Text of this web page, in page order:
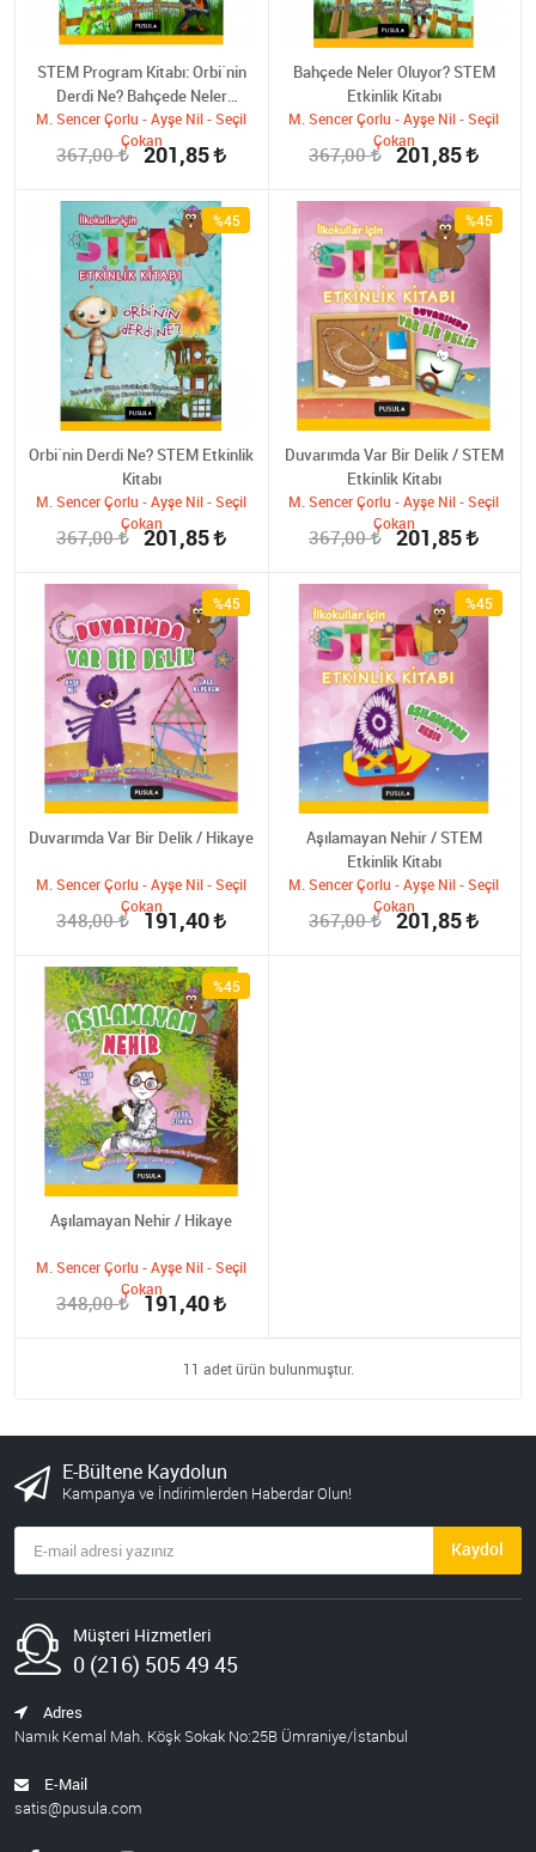
STEM Program Kitabı: Orbi´nin
Derdi Ne? Bahçede Neler
Oluyor?: 2-3-4.sınıflar için
M. Sencer Çorlu - Ayşe Nil - Seçil
Çokan
367,00 201,85
Bahçede Neler Oluyor? STEM
Etkinlik Kitabı
M. Sencer Çorlu - Ayşe Nil - Seçil
Çokan
367,00 201,85
Orbi´nin Derdi Ne? STEM Etkinlik
Kitabı
M. Sencer Çorlu - Ayşe Nil - Seçil
Çokan
367,00 201,85
%45
Duvarımda Var Bir Delik / STEM
Etkinlik Kitabı
M. Sencer Çorlu - Ayşe Nil - Seçil
Çokan
367,00 201,85
%45
Duvarımda Var Bir Delik / Hikaye
M. Sencer Çorlu - Ayşe Nil - Seçil
Çokan
348,00 191,40
%45
Aşılamayan Nehir / STEM
Etkinlik Kitabı
M. Sencer Çorlu - Ayşe Nil - Seçil
Çokan
367,00 201,85
%45
Aşılamayan Nehir / Hikaye
M. Sencer Çorlu - Ayşe Nil - Seçil
Çokan
348,00 191,40
%45
11 adet ürün bulunmuştur.
E-Bültene Kaydolun
Kampanya ve İndirimlerden Haberdar Olun!
Kaydol
Müşteri Hizmetleri
0 (216) 505 49 45
Adres
Namık Kemal Mah. Köşk Sokak No:25B Ümraniye/İstanbul
E-Mail
satis@pusula.com